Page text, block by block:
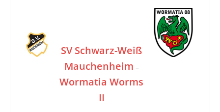
SV Schwarz-Weiß
Mauchenheim –
Wormatia Worms
II